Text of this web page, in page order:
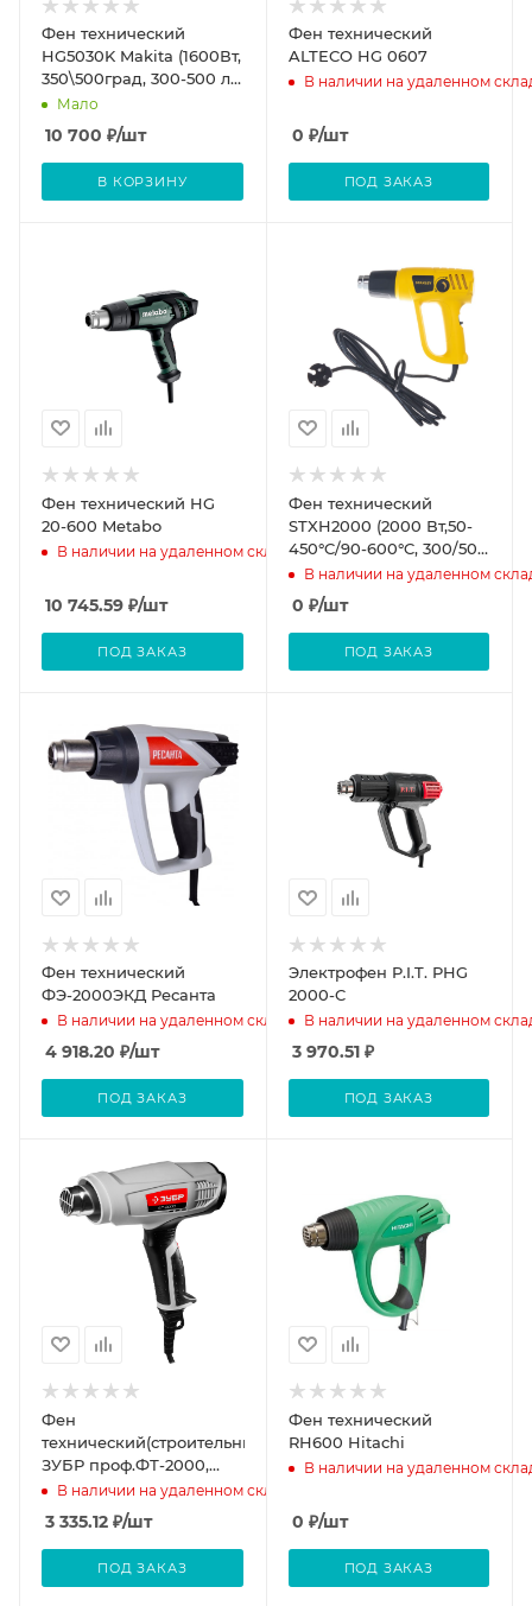
Фен технический
HG5030K Makita (1600Вт,
350\500град, 300-500 л/
мин, 4 насадки, кейс)
Мало
10 700 ₽/шт
В КОРЗИНУ
Фен технический
ALTECO HG 0607
В наличии на удаленном
0 ₽/шт
ПОД ЗАКАЗ
Фен технический HG
20-600 Metabo
В наличии на удаленном складе
10 745.59 ₽/шт
ПОД ЗАКАЗ
Фен технический
STXH2000 (2000 Вт,50-
450°C/90-600°C, 300/500
л/мин) / STANLEY
В наличии на удаленном
0 ₽/шт
ПОД ЗАКАЗ
Фен технический
ФЭ-2000ЭКД Ресанта
В наличии на удаленном складе
4 918.20 ₽/шт
ПОД ЗАКАЗ
Электрофен P.I.T. PHG
2000-C
В наличии на удаленном
3 970.51₽
ПОД ЗАКАЗ
Фен
технический(строительный)
ЗУБР проф.ФТ-2000,
3насадки,2режима,350гр/350л/
мин,650гр/550л/
мин,коро
В наличии на удаленном складе
3 335.12 ₽/шт
ПОД ЗАКАЗ
Фен технический
RH600 Hitachi
В наличии на удаленном
0 ₽/шт
ПОД ЗАКАЗ